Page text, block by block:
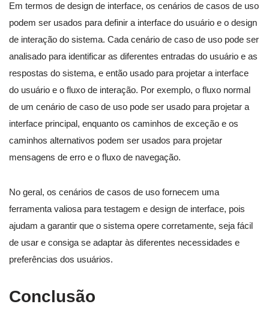
Em termos de design de interface, os cenários de casos de uso
podem ser usados para definir a interface do usuário e o design
de interação do sistema. Cada cenário de caso de uso pode ser
analisado para identificar as diferentes entradas do usuário e as
respostas do sistema, e então usado para projetar a interface
do usuário e o fluxo de interação. Por exemplo, o fluxo normal
de um cenário de caso de uso pode ser usado para projetar a
interface principal, enquanto os caminhos de exceção e os
caminhos alternativos podem ser usados para projetar
mensagens de erro e o fluxo de navegação.
No geral, os cenários de casos de uso fornecem uma
ferramenta valiosa para testagem e design de interface, pois
ajudam a garantir que o sistema opere corretamente, seja fácil
de usar e consiga se adaptar às diferentes necessidades e
preferências dos usuários.
Conclusão